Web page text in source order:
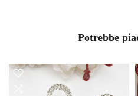
Potrebbe